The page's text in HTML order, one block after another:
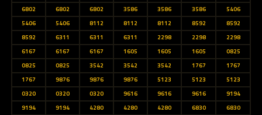
6802
6802 6802 3586 3586 3586
5406
5406
5406 8112 8112 8112 8592
8592
8592
6311 6311 6311 2298 2298
2298
6167
6167 6167 1605 1605 1605
0825
0825
0825 3542 3542 3542 1767
1767
1767
9876 9876 9876 5123 5123
5123
0320
0320 0320 9616 9616 9616
9194
9194
9194 4280 4280 4280 6830
6830